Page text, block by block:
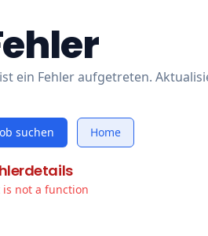
ein Fehler aufgetreten.
suchen Home
is not a function